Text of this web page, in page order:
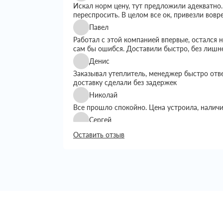
Искал норм цену, тут предложили
переспросить. В целом все ок, привезли
Павел
Работал с этой компанией впервые,
сам бы ошибся. Доставили быстро, без
Денис
Заказывал утеплитель, менеджер быстро
доставку сделали без задержек
Николай
Все прошло спокойно. Цена устроила,
Сергей
Искал утеплитель подешевле, тут
выбором. Доставку сделали вовремя, все
Оставить отзыв